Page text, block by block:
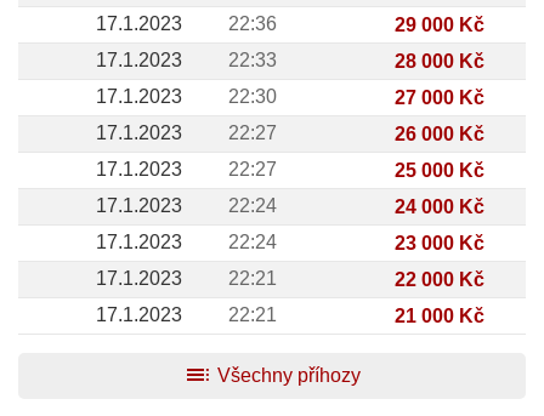
17.1.2023
22:36
29 000 Kč
17.1.2023
22:33
28 000 Kč
17.1.2023
22:30
27 000 Kč
17.1.2023
22:27
26 000 Kč
17.1.2023
22:27
25 000 Kč
17.1.2023
22:24
24 000 Kč
17.1.2023
22:24
23 000 Kč
17.1.2023
22:21
22 000 Kč
17.1.2023
22:21 21 000 Kč
toc Všechny příhozy